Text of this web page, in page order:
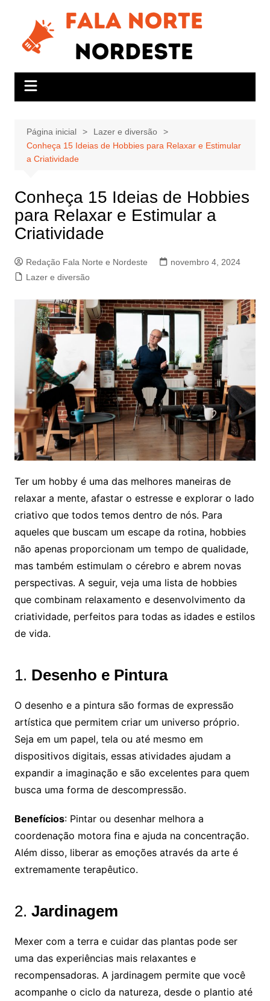
conteúdo
Página inicial
Lazer e diversão
Conheça 15 Ideias de Hobbies para Relaxar e Estimular
a Criatividade
Conheça 15 Ideias de Hobbies
para Relaxar e Estimular a
Criatividade
Redação Fala Norte e Nordeste
novembro 4, 2024
Lazer e diversão
Ter um hobby é uma das melhores maneiras de
relaxar a mente, afastar o estresse e explorar o lado
criativo que todos temos dentro de nós. Para
aqueles que buscam um escape da rotina, hobbies
não apenas proporcionam um tempo de qualidade,
mas também estimulam o cérebro e abrem novas
perspectivas. A seguir, veja uma lista de hobbies
que combinam relaxamento e desenvolvimento da
criatividade, perfeitos para todas as idades e estilos
de vida.
1. Desenho e Pintura
O desenho e a pintura são formas de expressão
artística que permitem criar um universo próprio.
Seja em um papel, tela ou até mesmo em
dispositivos digitais, essas atividades ajudam a
expandir a imaginação e são excelentes para quem
busca uma forma de descompressão.
Benefícios: Pintar ou desenhar melhora a
coordenação motora fina e ajuda na concentração.
Além disso, liberar as emoções através da arte é
extremamente terapêutico.
2. Jardinagem
Mexer com a terra e cuidar das plantas pode ser
uma das experiências mais relaxantes e
recompensadoras. A jardinagem permite que você
acompanhe o ciclo da natureza, desde o plantio até